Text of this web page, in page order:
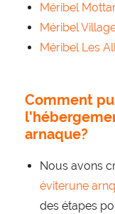
Méribel
Méribel
Méribel Les
Comment
arnaque?
Nous avons
éviterune
des étapes